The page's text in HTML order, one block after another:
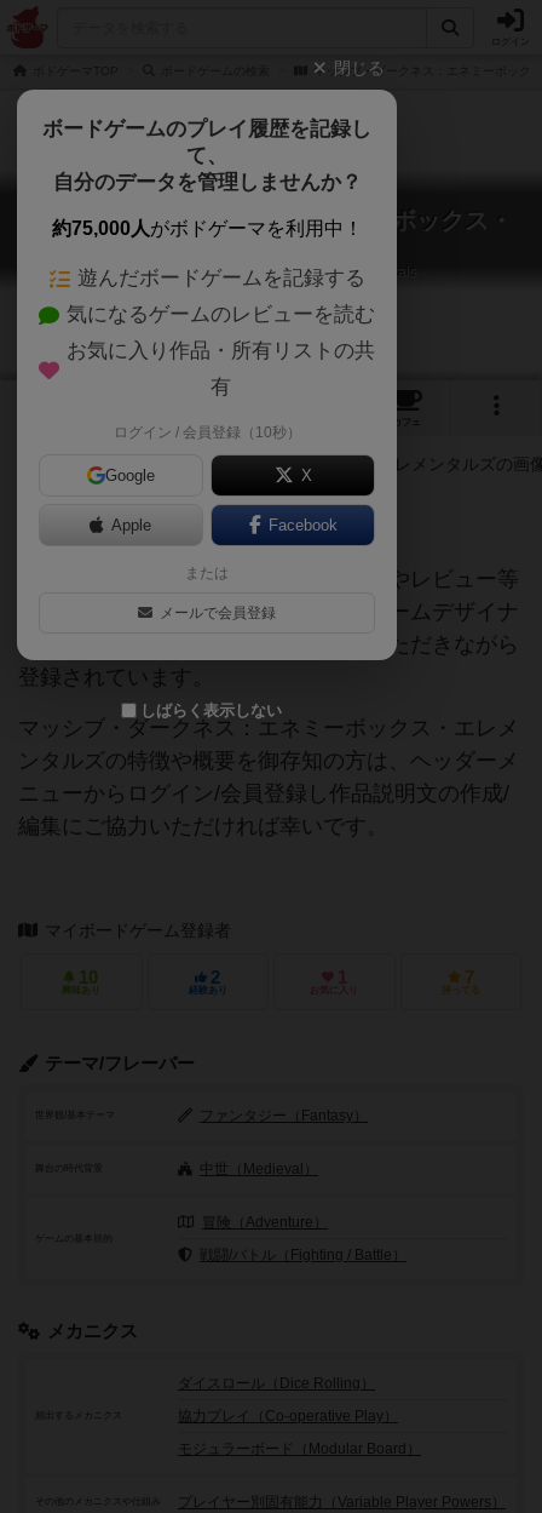
マッシブ・ダークネス：エネミーボック
マッシブ・ダークネス：エネミーボックス・
Massive Darkness: Enemy Box – Elementals
カフェ
ご協力ください
当サイトに掲載されている作品説明文やレビュー等
の情報は、ボドゲーマ運営事務局・ゲームデザイナ
ーご本人様・有志の皆様にご協力をいただきながら
登録されています。
マッシブ・ダークネス：エネミーボックス・エレメ
ンタルズの特徴や概要を御存知の方は、ヘッダーメ
ニューからログイン/会員登録し作品説明文の作成/
編集にご協力いただければ幸いです。
マイボードゲーム登録者
10
興味あり
2
経験あり
1
お気に入り
7
持ってる
テーマ/フレーバー
世界観/基本テーマ ファンタジー（Fantasy）
舞台の時代背景 中世（Medieval）
ゲームの基本目的
冒険（Adventure）
戦闘/バトル（Fighting / Battle）
メカニクス
頻出するメカニクス
ダイスロール（Dice Rolling）
協力プレイ（Co-operative Play）
モジュラーボード（Modular Board）
その他のメカニクスや仕組み プレイヤー別固有能力（Variable Player Powers）
閉じる
ボードゲームのプレイ履歴を記録し
て、
自分のデータを管理しませんか？
約75,000人がボドゲーマを利用中！
遊んだボードゲームを記録する
気になるゲームのレビューを読む
お気に入り作品・所有リストの共
有
ログイン / 会員登録（10秒）
Google X
Apple Facebook
または
メールで会員登録
しばらく表示しない